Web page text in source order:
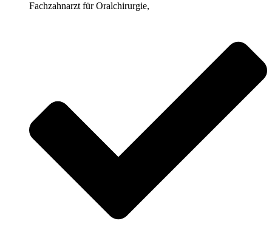
Fachzahnarzt für Oralchirurgie,